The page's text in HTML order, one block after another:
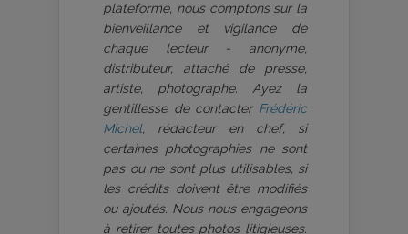
plateforme, nous comptons sur la
bienveillance et vigilance de
chaque lecteur - anonyme,
distributeur, attaché de presse,
artiste, photographe. Ayez la
gentillesse de contacter Frédéric
Michel, rédacteur en chef, si
certaines photographies ne sont
pas ou ne sont plus utilisables, si
les crédits doivent être modifiés
ou ajoutés. Nous nous engageons
à retirer toutes photos litigieuses.